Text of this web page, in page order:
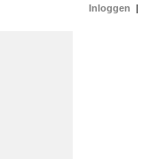
Inloggen |